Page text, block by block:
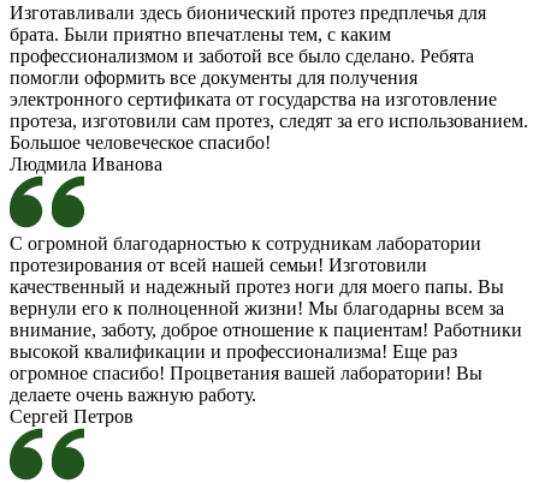
Изготавливали здесь бионический протез предплечья для
брата. Были приятно впечатлены тем, с каким
профессионализмом и заботой все было сделано. Ребята
помогли оформить все документы для получения
электронного сертификата от государства на изготовление
протеза, изготовили сам протез, следят за его использованием.
Большое человеческое спасибо!
Людмила Иванова
С огромной благодарностью к сотрудникам лаборатории
протезирования от всей нашей семьи! Изготовили
качественный и надежный протез ноги для моего папы. Вы
вернули его к полноценной жизни! Мы благодарны всем за
внимание, заботу, доброе отношение к пациентам! Работники
высокой квалификации и профессионализма! Еще раз
огромное спасибо! Процветания вашей лаборатории! Вы
делаете очень важную работу.
Сергей Петров